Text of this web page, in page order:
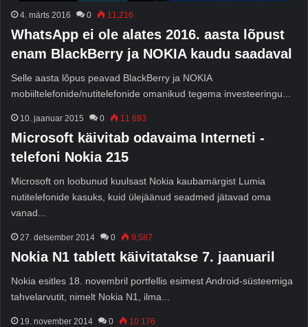
4. märts 2016 0 11,216
WhatsApp ei ole alates 2016. aasta lõpust
enam BlackBerry ja NOKIA kaudu saadaval
Selle aasta lõpus peavad BlackBerry ja NOKIA
mobiiltelefonide/nutitelefonide omanikud tegema investeeringu...
10. jaanuar 2015 0 11 693
Microsoft käivitab odavaima Interneti -
telefoni Nokia 215
Microsoft on loobunud kuulsast Nokia kaubamärgist Lumia
nutitelefonide kasuks, kuid ülejäänud seadmed jätavad oma
vanad...
27. detsember 2014 0 9,587
Nokia N1 tablett käivitatakse 7. jaanuaril
Nokia esitles 18. novembril portfellis esimest Android-süsteemiga
tahvelarvutit, nimelt Nokia N1, ilma...
19. november 2014 0 10 176